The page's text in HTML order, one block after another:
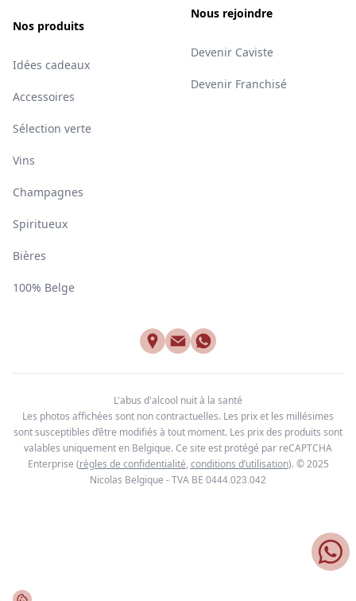
Nos produits
Idées cadeaux
Accessoires
Sélection verte
Vins
Champagnes
Spiritueux
Bières
100% Belge
Nous rejoindre
Devenir Caviste
Devenir Franchisé
L'abus d'alcool nuit à la santé
Les photos affichées sont non contractuelles. Les prix et les millésimes
sont susceptibles d’être modifiés à tout moment. Les prix des produits sont
valables uniquement en Belgique. Ce site est protégé par reCAPTCHA
Enterprise (règles de confidentialité, conditions d’utilisation). © 2025
Nicolas Belgique - TVA BE 0444.023.042